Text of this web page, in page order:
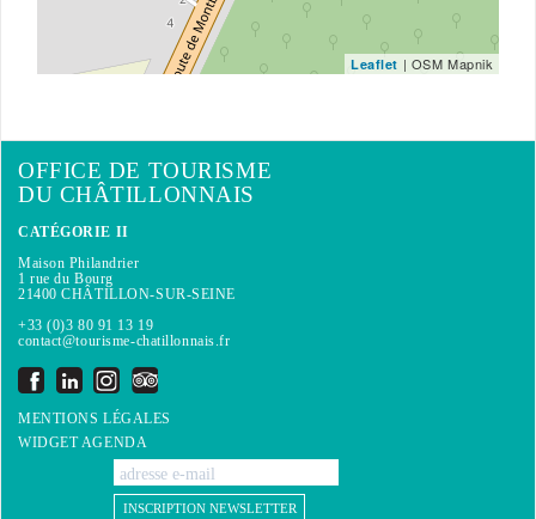
Leaflet | OSM Mapnik
OFFICE DE TOURISME
DU CHÂTILLONNAIS
CATÉGORIE II
Maison Philandrier
1 rue du Bourg
21400 CHÂTILLON-SUR-SEINE
+33 (0)3 80 91 13 19
contact@tourisme-chatillonnais.fr
MENTIONS LÉGALES
WIDGET AGENDA
INSCRIPTION NEWSLETTER